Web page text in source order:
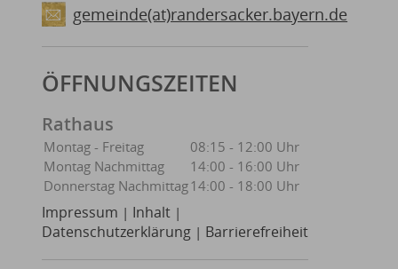
gemeinde(at)randersacker.bayern.de
ÖFFNUNGSZEITEN
Rathaus
Montag - Freitag
08:15 - 12:00 Uhr
Montag Nachmittag
14:00 - 16:00 Uhr
Donnerstag Nachmittag14:00 - 18:00 Uhr
Impressum | Inhalt |
Datenschutzerklärung | Barrierefreiheit